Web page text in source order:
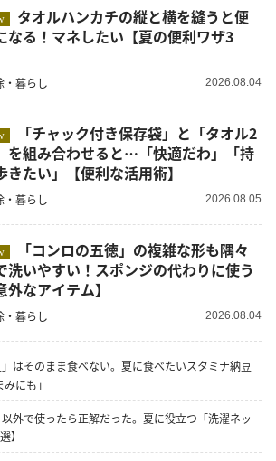
なる！マネしたい【夏の便利ワザ3
・暮らし 2026.08.04
を組み合わせると…「快適だわ」「持
きたい」【便利な活用術】
・暮らし 2026.08.05
洗いやすい！スポンジの代わりに使う
外なアイテム】
・暮らし 2026.08.04
はそのまま食べない。夏に食べたいスタミナ納豆
にも」
外で使ったら正解だった。夏に役立つ「洗濯ネッ
】